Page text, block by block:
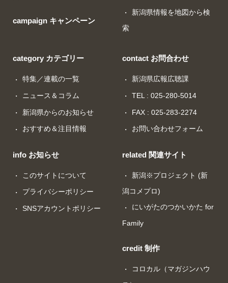
campaign キャンペーン
新潟県情報を地図から検
索
category カテゴリー
特集／連載の一覧
ニュース＆コラム
新潟県からのお知らせ
おすすめ＆注目情報
info お知らせ
このサイトについて
プライバシーポリシー
SNSアカウントポリシー
contact お問合わせ
新潟県広報広聴課
TEL : 025-280-5014
FAX : 025-283-2274
お問い合わせフォーム
related 関連サイト
新潟※プロジェクト (新
潟コメプロ)
にいがたのつかいかた for
Family
credit 制作
コロカル（マガジンハウ